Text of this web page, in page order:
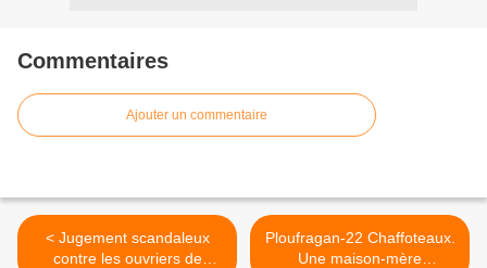
Commentaires
Ajouter un commentaire
< Jugement scandaleux
contre les ouvriers de
Ploufragan-22 Chaffoteaux.
Une maison-mère